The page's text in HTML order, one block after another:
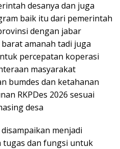
desanya dan juga
baik itu dari pemerintah
dengan jabar
amanah tadi juga
percepatan koperasi
masyarakat
bumdes dan ketahanan
RKPDes 2026 sesuai
desa
menjadi
tugas dan fungsi untuk